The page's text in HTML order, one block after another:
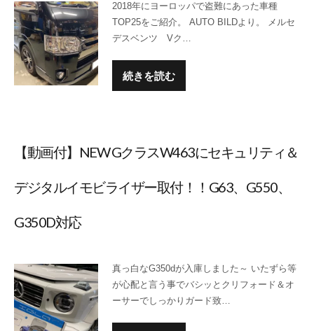
2018年にヨーロッパで盗難にあった車種
TOP25をご紹介。 AUTO BILDより。 メルセ
デスベンツ Vク…
続きを読む
【動画付】NEW GクラスW463にセキュリティ＆
デジタルイモビライザー取付！！G63、G550、
G350D対応
真っ白なG350dが入庫しました～ いたずら等
が心配と言う事でバシッとクリフォード＆オ
ーサーでしっかりガード致…